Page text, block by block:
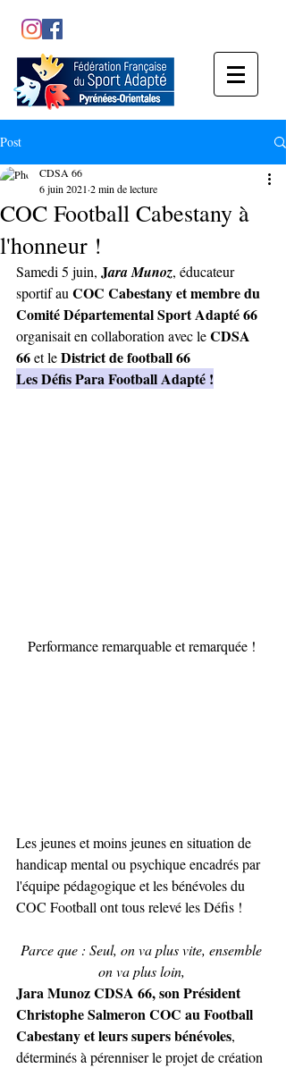
Post
COC Football Cabestany à
l'honneur !
CDSA 66
6 juin 2021 2 min de lecture
Samedi 5 juin, Jara Munoz, éducateur
sportif au COC Cabestany et membre du
Comité Départemental Sport Adapté 66
organisait en collaboration avec le CDSA
66 et le District de football 66
Les Défis Para Football Adapté !
Performance remarquable et remarquée !
Les jeunes et moins jeunes en situation de
handicap mental ou psychique encadrés par
l'équipe pédagogique et les bénévoles du
COC Football ont tous relevé les Défis !
Parce que : Seul, on va plus vite, ensemble
on va plus loin,
Jara Munoz CDSA 66, son Président
Christophe Salmeron COC au Football
Cabestany et leurs supers bénévoles,
déterminés à pérenniser le projet de création